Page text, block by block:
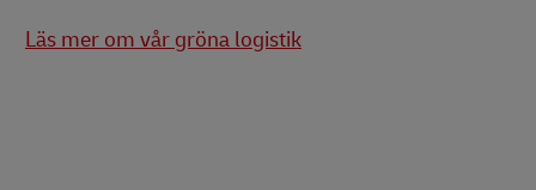
Läs mer om vår gröna logistik